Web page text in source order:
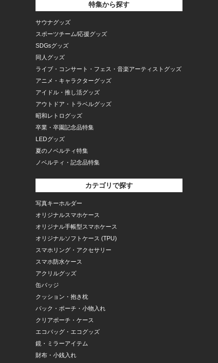
特集から探す
サウナグッズ
スポーツチーム/応援グッズ
SDGsグッズ
同人グッズ
ライブ・コンサート・フェス・音楽アーティストグッズ
アニメ・キャラクターグッズ
アイドル・推し活グッズ
アウトドア・トラベルグッズ
昭和レトログッズ
卒業・卒園記念品特集
LEDグッズ
夏のノベルティ特集
ノベルティ・記念品特集
カテゴリで探す
写真キーホルダー
オリジナルスマホケース
オリジナル手帳型スマホケース
オリジナルソフトケース (TPU)
スマホリング・アクセサリー
スマホ防水ケース
アクリルグッズ
缶バッジ
クッション・抱き枕
バック・ポーチ・小物入れ
クリアポーチ・ケース
エコバッグ・エコグッズ
鏡・ミラーアイテム
財布・小銭入れ